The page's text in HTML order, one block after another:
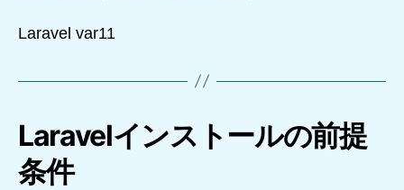
Laravel var11
Laravelインストールの前提
条件